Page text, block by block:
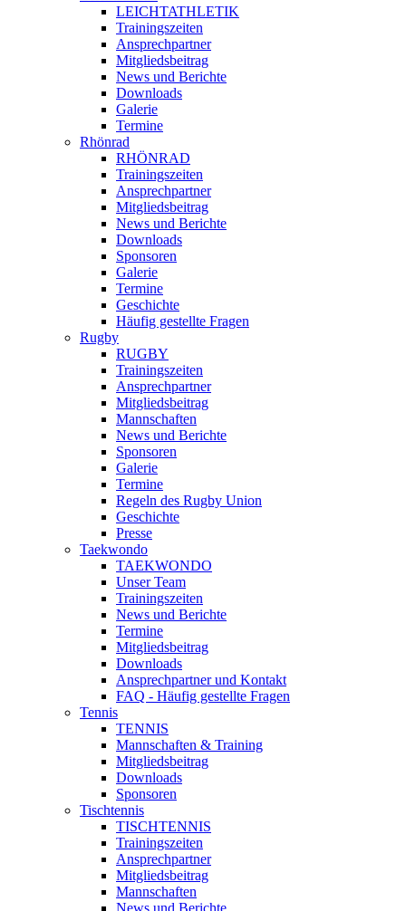
LEICHTATHLETIK
Trainingszeiten
Ansprechpartner
Mitgliedsbeitrag
News und Berichte
Downloads
Galerie
Termine
Rhönrad
RHÖNRAD
Trainingszeiten
Ansprechpartner
Mitgliedsbeitrag
News und Berichte
Downloads
Sponsoren
Galerie
Termine
Geschichte
Häufig gestellte Fragen
Rugby
RUGBY
Trainingszeiten
Ansprechpartner
Mitgliedsbeitrag
Mannschaften
News und Berichte
Sponsoren
Galerie
Termine
Regeln des Rugby Union
Geschichte
Presse
Taekwondo
TAEKWONDO
Unser Team
Trainingszeiten
News und Berichte
Termine
Mitgliedsbeitrag
Downloads
Ansprechpartner und Kontakt
FAQ - Häufig gestellte Fragen
Tennis
TENNIS
Mannschaften & Training
Mitgliedsbeitrag
Downloads
Sponsoren
Tischtennis
TISCHTENNIS
Trainingszeiten
Ansprechpartner
Mitgliedsbeitrag
Mannschaften
News und Berichte